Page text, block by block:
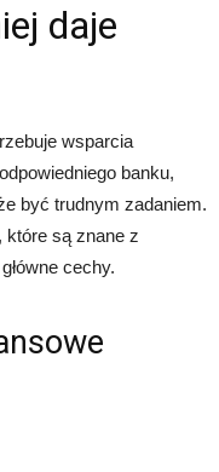
daje
wsparcia
banku,
być trudnym zadaniem.
które są znane z
cechy.